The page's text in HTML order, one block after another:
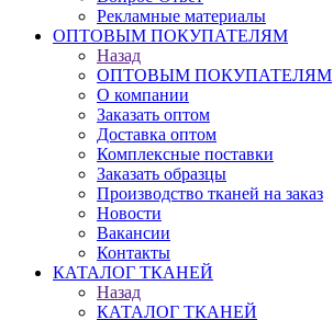
Рекламные материалы
ОПТОВЫМ ПОКУПАТЕЛЯМ
Назад
ОПТОВЫМ ПОКУПАТЕЛЯМ
О компании
Заказать оптом
Доставка оптом
Комплексные поставки
Заказать образцы
Производство тканей на заказ
Новости
Вакансии
Контакты
КАТАЛОГ ТКАНЕЙ
Назад
КАТАЛОГ ТКАНЕЙ